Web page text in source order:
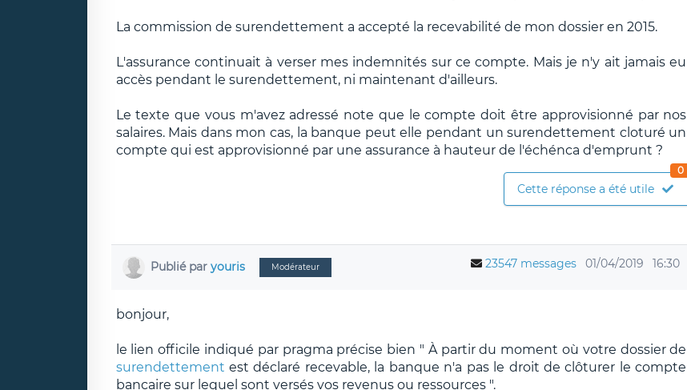
La commission de surendettement a accepté la recevabilité de mon dossier en 2015.
L'assurance continuait à verser mes indemnités sur ce compte. Mais je n'y ait jamais eu
accès pendant le surendettement, ni maintenant d'ailleurs.
Le texte que vous m'avez adressé note que le compte doit être approvisionné par nos
salaires. Mais dans mon cas, la banque peut elle pendant un surendettement cloturé un
compte qui est approvisionné par une assurance à hauteur de l'échénca d'emprunt ?
Cette réponse a été utile
0
Publié par youris Modérateur 23547 messages 01/04/2019 16:30
bonjour,
le lien officile indiqué par pragma précise bien " À partir du moment où votre dossier de
surendettement est déclaré recevable, la banque n'a pas le droit de clôturer le compte
bancaire sur lequel sont versés vos revenus ou ressources ".